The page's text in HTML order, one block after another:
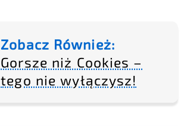
Zobacz Również:
Gorsze niż Cookies –
tego nie wyłączysz!